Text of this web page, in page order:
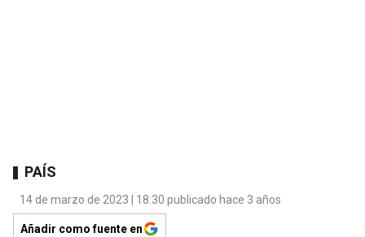
PAÍS
14 de marzo de 2023 | 18:30 publicado hace 3 años
Añadir como fuente en